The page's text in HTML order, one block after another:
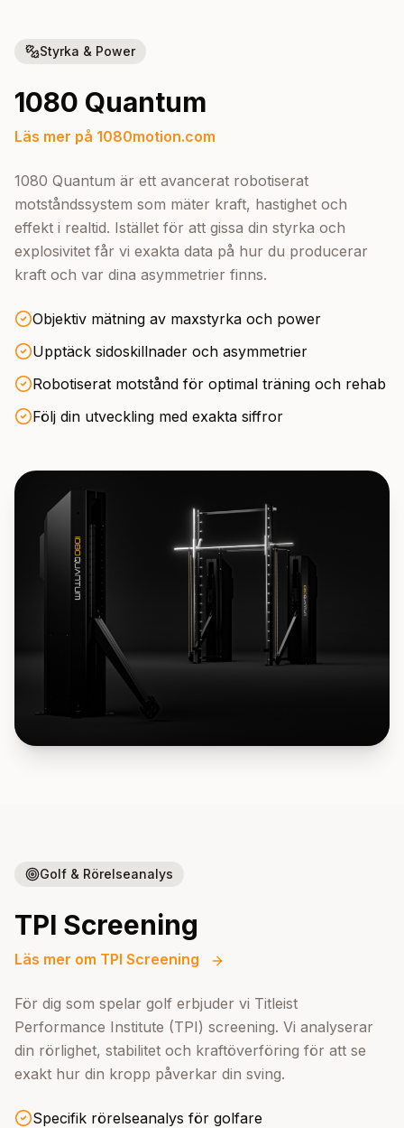
Styrka & Power
1080 Quantum
Läs mer på 1080motion.com
1080 Quantum är ett avancerat robotiserat
motståndssystem som mäter kraft, hastighet och
effekt i realtid. Istället för att gissa din styrka och
explosivitet får vi exakta data på hur du producerar
kraft och var dina asymmetrier finns.
Objektiv mätning av maxstyrka och power
Upptäck sidoskillnader och asymmetrier
Robotiserat motstånd för optimal träning och rehab
Följ din utveckling med exakta siffror
Golf & Rörelseanalys
TPI Screening
Läs mer om TPI Screening
För dig som spelar golf erbjuder vi Titleist
Performance Institute (TPI) screening. Vi analyserar
din rörlighet, stabilitet och kraftöverföring för att se
exakt hur din kropp påverkar din sving.
Specifik rörelseanalys för golfare